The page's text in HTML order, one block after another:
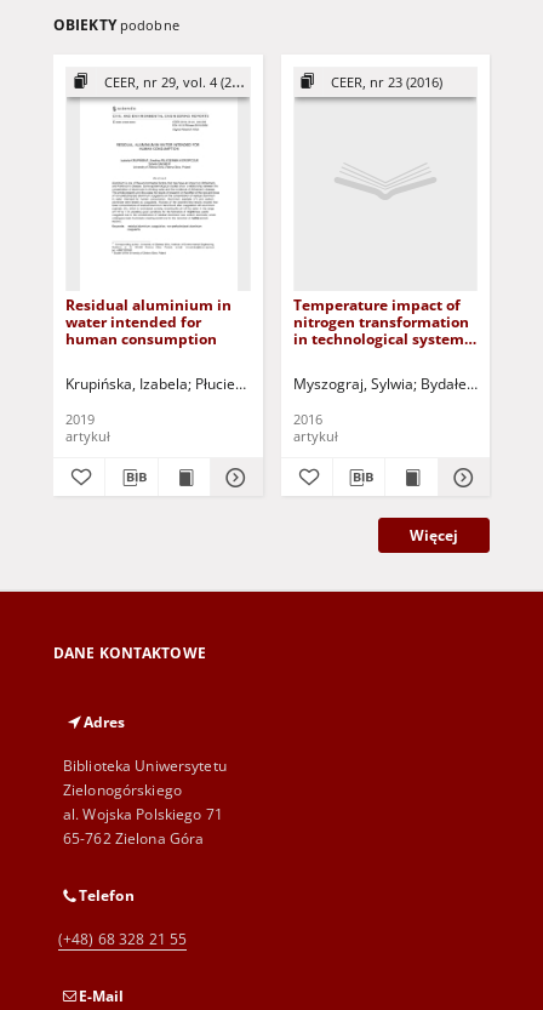
OBIEKTY podobne
CEER, nr 29, vol. 4 (2019)
Residual aluminium in
water intended for
human consumption
Krupińska, Izabela Płuciennik-Koropczuk, Ewelina Gągała, Sylwia
2019
artykuł
CEER, nr 23 (2016)
Temperature impact of
nitrogen transformation
in technological system:
pond = Wpływ
przemiany azotu w
układzie
hydrofitowe o przepływie
pionowym i staw
Myszograj, Sylwia Bydałek,
2016
artykuł
Więcej
DANE KONTAKTOWE
Adres
Biblioteka Uniwersytetu
Zielonogórskiego
al. Wojska Polskiego 71
65-762 Zielona Góra
Telefon
(+48) 68 328 21 55
E-Mail